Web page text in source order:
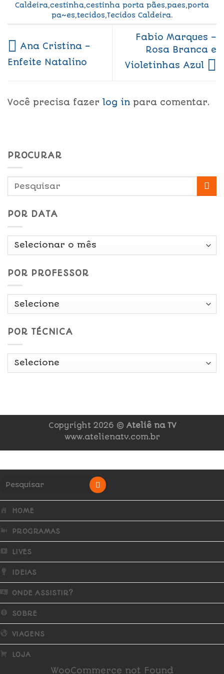
Caldeira,cestinha,cestinha porta pães,paes,porta
pa~es,tecidos,Tecidos Caldeira.
Ana Cristina –
Enfeite Natalino
Fabio Marques –
Rosa Branca e
Violetinhas Azul
Você precisa fazer log in para comentar.
PROCURAR
POR DATA
Por
POR PROFESSOR
POR TÉCNICA
Copyright 2026 © Ateliê na TV
www.atelienatv.com.br
HOME
PROGRAMAS
LIVES
IDEIAS
ONDE ASSISTIR?
SOBRE
VIAGENS
LOJA
WooCommerce not Found